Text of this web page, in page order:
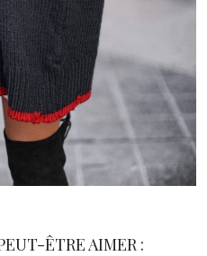
ÊTRE AIMER :